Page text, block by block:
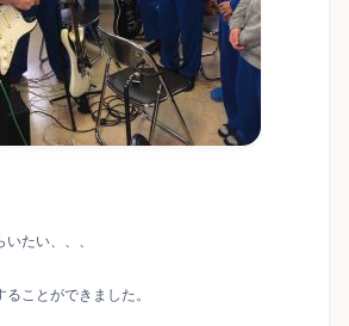
たい、、、
ことができました。